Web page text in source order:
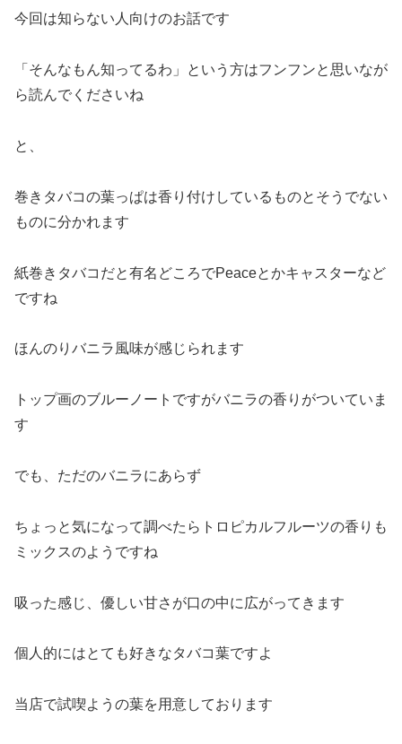
今回は知らない人向けのお話です
「そんなもん知ってるわ」という方はフンフンと思いなが
ら読んでくださいね
と、
巻きタバコの葉っぱは香り付けしているものとそうでない
ものに分かれます
紙巻きタバコだと有名どころでPeaceとかキャスターなど
ですね
ほんのりバニラ風味が感じられます
トップ画のブルーノートですがバニラの香りがついていま
す
でも、ただのバニラにあらず
ちょっと気になって調べたらトロピカルフルーツの香りも
ミックスのようですね
吸った感じ、優しい甘さが口の中に広がってきます
個人的にはとても好きなタバコ葉ですよ
当店で試喫ようの葉を用意しております